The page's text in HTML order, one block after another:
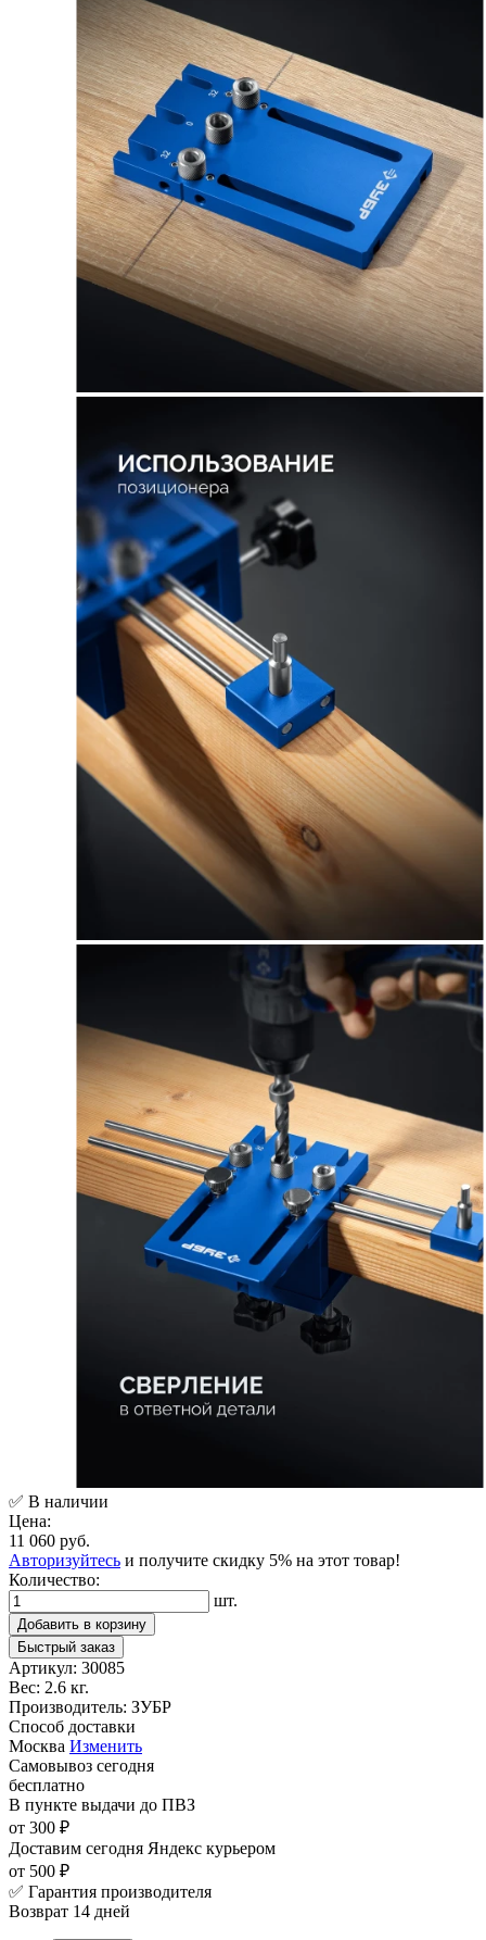
✅ В наличии
Цена:
11 060 руб.
Авторизуйтесь и получите скидку 5% на этот товар!
Количество:
шт.
Добавить в корзину
Быстрый заказ
Артикул: 30085
Вес: 2.6 кг.
Производитель: ЗУБР
Способ доставки
Москва Изменить
Самовывоз сегодня
бесплатно
В пункте выдачи до ПВЗ
от 300 ₽
Доставим сегодня Яндекс курьером
от 500 ₽
✅ Гарантия производителя
Возврат 14 дней